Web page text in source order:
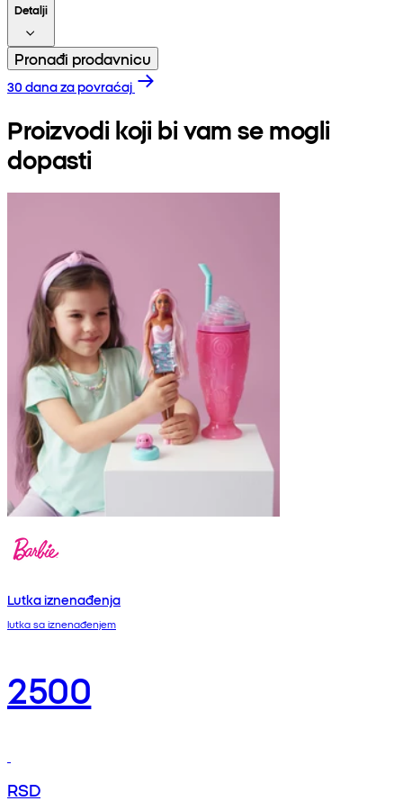
Detalji
Pronađi prodavnicu
30 dana za povraćaj
Proizvodi koji bi vam se mogli
dopasti
Lutka iznenađenja
lutka sa iznenađenjem
2500
RSD